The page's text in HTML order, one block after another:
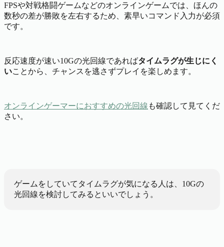
FPSや対戦格闘ゲームなどのオンラインゲームでは、ほんの
数秒の差が勝敗を左右するため、素早いコマンド入力が必須
です。
反応速度が速い10Gの光回線であればタイムラグが生じにく
いことから、チャンスを逃さずプレイを楽しめます。
オンラインゲーマーにおすすめの光回線 も確認して見てくだ
さい。
ゲームをしていてタイムラグが気になる人は、10Gの
光回線を検討してみるといいでしょう。